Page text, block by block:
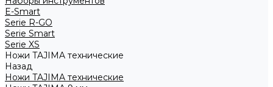
E-Smart
Serie R-GO
Serie Smart
Serie XS
Ножи TAJIMA технические
Назад
Ножи TAJIMA технические